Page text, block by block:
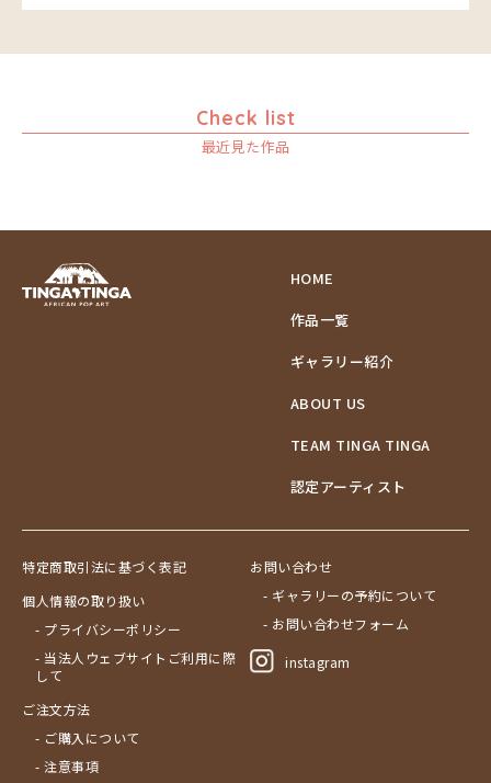
Check list
最近見た作品
HOME
作品一覧
ギャラリー紹介
ABOUT US
TEAM TINGA TINGA
認定アーティスト
特定商取引法に基づく表記
個人情報の取り扱い
- プライバシーポリシー
- 当法人ウェブサイトご利用に際
して
ご注文方法
- ご購入について
- 注意事項
お問い合わせ
- ギャラリーの予約について
- お問い合わせフォーム
instagram